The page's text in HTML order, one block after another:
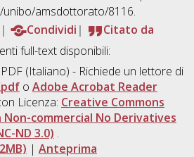
unibo/amsdottorato/8116.
Condividi
Citato da
full-text disponibili:
(Italiano) - Richiede un lettore di
o Adobe Acrobat Reader
Licenza: Creative Commons
commercial No Derivatives
ND 3.0) .
| Anteprima